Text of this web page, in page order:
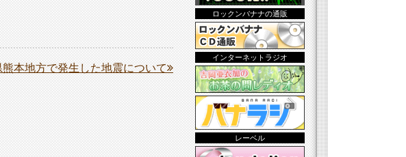
熊本地方で発生した地震について
ロックンバナナの通販
インターネットラジオ
レーベル